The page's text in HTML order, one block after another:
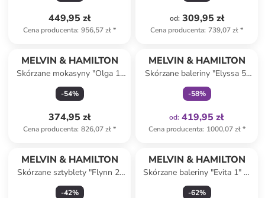
449,95 zł
Cena producenta: 956,57 zł*
od: 309,95 zł
Cena producenta: 739,07 zł*
MELVIN & HAMILTON
Skórzane mokasyny "Olga 1"
w kolorze szarobrązowym
-54%
374,95 zł
Cena producenta: 826,07 zł*
MELVIN & HAMILTON
Skórzane baleriny "Elyssa 5"
w kolorze szarobrązowym z
paskiem
-58%
od: 419,95 zł
Cena producenta: 1000,07 zł*
MELVIN & HAMILTON
Skórzane sztyblety "Flynn 2"
w kolorze czarnym
-42%
MELVIN & HAMILTON
Skórzane baleriny "Evita 1" w
kolorze beżowym z paskiem
-62%